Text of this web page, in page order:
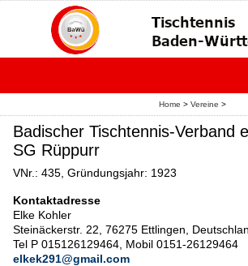
Home > Vereine >
Badischer Tischtennis-Verband
SG Rüppurr
VNr.: 435, Gründungsjahr: 1923
Kontaktadresse
Elke Kohler
Steinäckerstr. 22, 76275 Ettlingen,
Tel P 015126129464, Mobil 0151-26129464
elkek291@gmail.com